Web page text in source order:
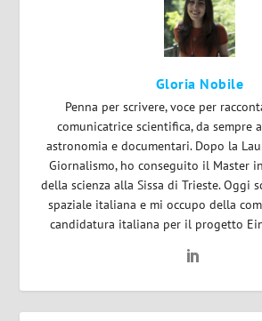
Gloria Nobile
Penna per scrivere, voce per
comunicatrice scientifica, da sempre
astronomia e documentari. Dopo la
Giornalismo, ho conseguito il Master
della scienza alla Sissa di Trieste. Oggi
spaziale italiana e mi occupo della
candidatura italiana per il progetto